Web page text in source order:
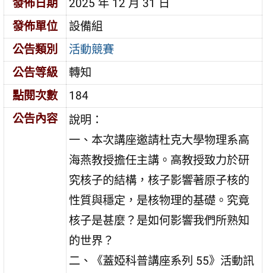
發佈日期
2025 年 12 月 31 日
發佈單位
設備組
公告類別
活動競賽
公告等級
轉知
點閱次數
184
公告內容
說明：
一、本次講座邀請杜克大學物理系高
海燕教授擔任主講。高教授致力於研
究核子的結構，核子影響著原子核的
性質與穩定，是核物理的基礎。究竟
核子是甚麼？是如何影響我們所熟知
的世界？
二、《蓋婭科普講座系列 55》活動訊